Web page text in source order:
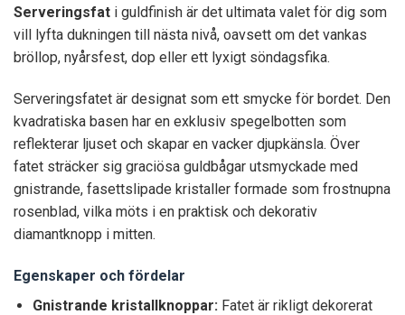
Serveringsfat i guldfinish är det ultimata valet för dig som
vill lyfta dukningen till nästa nivå, oavsett om det vankas
bröllop, nyårsfest, dop eller ett lyxigt söndagsfika.
Serveringsfatet är designat som ett smycke för bordet. Den
kvadratiska basen har en exklusiv spegelbotten som
reflekterar ljuset och skapar en vacker djupkänsla. Över
fatet sträcker sig graciösa guldbågar utsmyckade med
gnistrande, fasettslipade kristaller formade som frostnupna
rosenblad, vilka möts i en praktisk och dekorativ
diamantknopp i mitten.
Egenskaper och fördelar
Gnistrande kristallknoppar: Fatet är rikligt dekorerat